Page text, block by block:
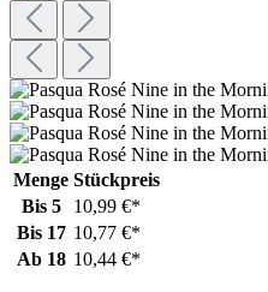
Menge Stückpreis
Bis 5
10,99 €*
Bis 17 10,77 €*
Ab 18 10,44 €*